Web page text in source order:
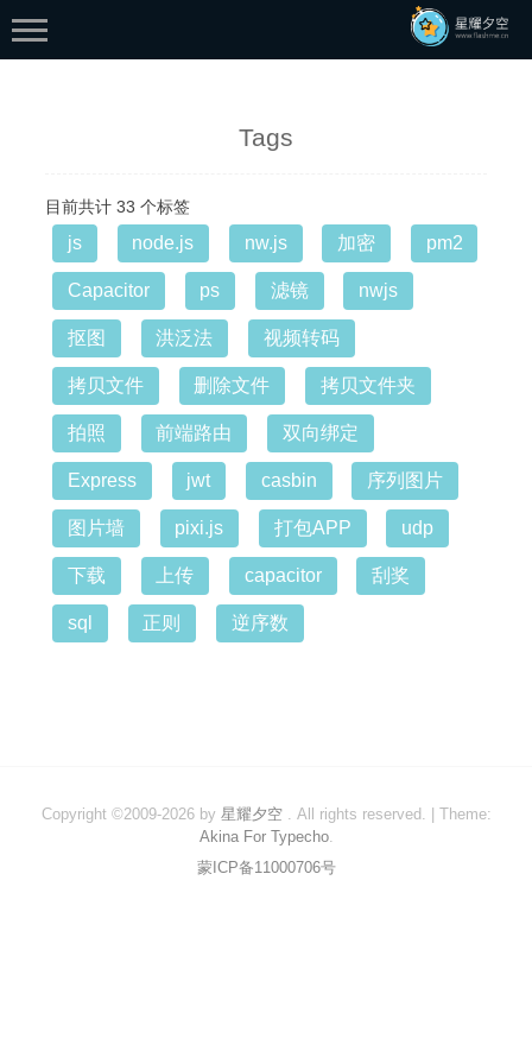
Tags
目前共计 33 个标签
js node.js nw.js 加密 pm2
Capacitor ps 滤镜 nwjs
抠图 洪泛法 视频转码
拷贝文件 删除文件 拷贝文件夹
拍照 前端路由 双向绑定
Express jwt casbin 序列图片
图片墙 pixi.js 打包APP udp
下载 上传 capacitor 刮奖
sql 正则 逆序数
Copyright ©2009-2026 by 星耀夕空. All rights reserved.
Theme:
Akina For Typecho.
蒙ICP备11000706号
首页
分类
生活
web
flash
学习
设计
更多